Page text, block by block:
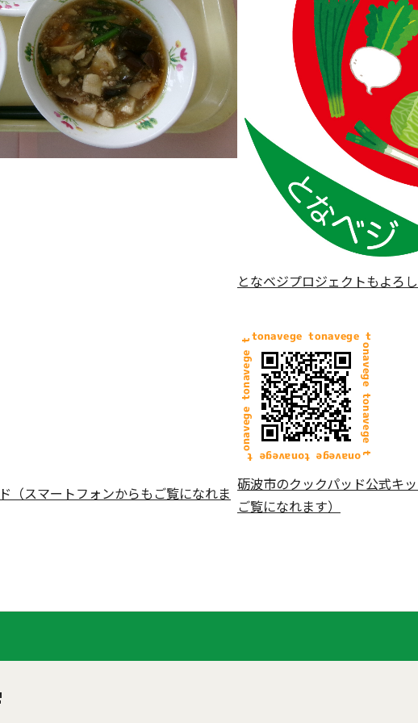
となベジプロジェクトもよろ
（スマートフォンからもご覧になれま 砺波市のクックパッド公式キ
ご覧になれます）